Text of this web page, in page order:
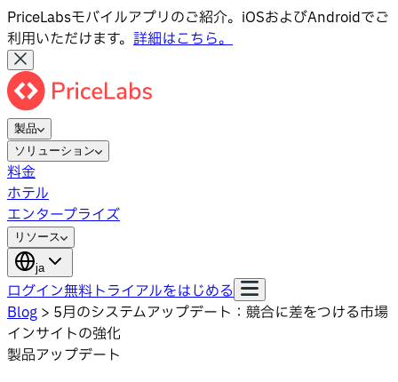
PriceLabsモバイルアプリのご紹介。iOSおよびAndroidでご
利用いただけます。 詳細はこちら。
製品
ソリューション
料金
ホテル
エンタープライズ
リソース
ja
ログイン無料トライアルをはじめる
Blog > 5月のシステムアップデート：競合に差をつける市場
インサイトの強化
製品アップデート